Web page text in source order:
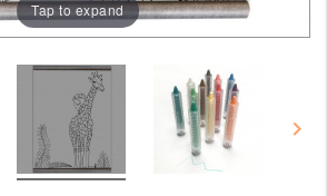
Tap to expand
